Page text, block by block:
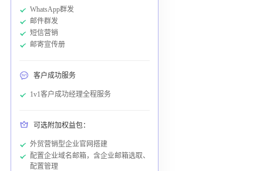
WhatsApp群发
邮件群发
短信营销
邮寄宣传册
客户成功服务
1v1客户成功经理全程服务
可选附加权益包：
外贸营销型企业官网搭建
配置企业域名邮箱，含企业邮箱选取、
配置管理